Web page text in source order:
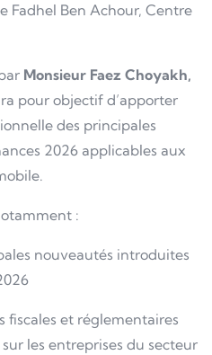
Fadhel Ben Achour, Centre
Monsieur Faez Choyakh,
pour objectif d’apporter
des principales
2026 applicables aux
:
nouveautés introduites
fiscales et réglementaires
les entreprises du secteur